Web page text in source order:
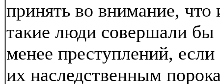
принять во внимание, что
такие люди совершали бы
менее преступлений,
их наследственным